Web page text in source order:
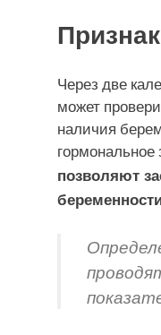
Через две
может
наличия
позволяют